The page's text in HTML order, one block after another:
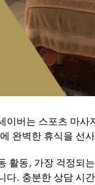
이버는 스포츠 마
완벽한 휴식을 선
활동, 가장 걱정되
다. 충분한 상담 시